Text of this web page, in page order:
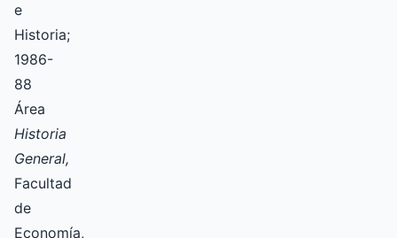
e
Historia;
1986-
88
Área
Historia
General,
Facultad
de
Economía,